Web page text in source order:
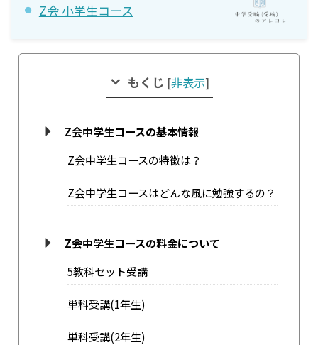
Z会 小学生コース
もくじ [非表示]
Z会中学生コースの基本情報
Z会中学生コースの特徴は？
Z会中学生コースはどんな風に勉強するの？
Z会中学生コースの料金について
5教科セット受講
単科受講(1年生)
単科受講(2年生)